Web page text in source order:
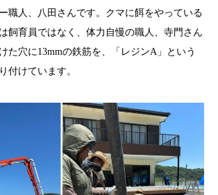
職人、八田さんです。クマに餌をやっている
飼育員ではなく、体力自慢の職人、寺門さん
た穴に13mmの鉄筋を、「レジンA」という
付けています。